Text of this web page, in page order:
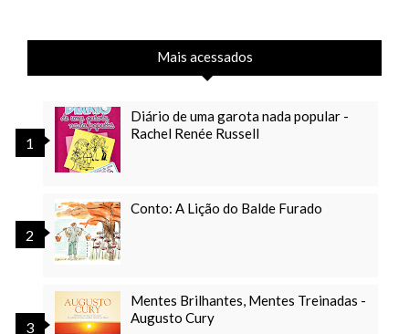
Mais acessados
Diário de uma garota nada popular -
Rachel Renée Russell
Conto: A Lição do Balde Furado
Mentes Brilhantes, Mentes Treinadas -
Augusto Cury